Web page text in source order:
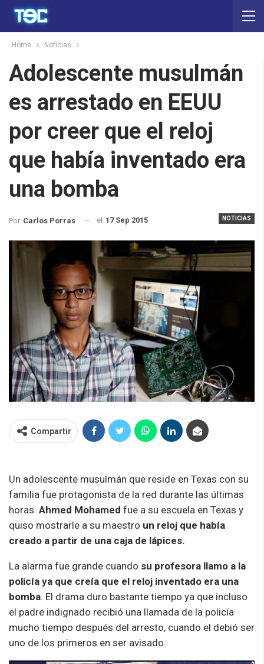
Home Noticias
Adolescente musulmán
es arrestado en EEUU
por creer que el reloj
que había inventado era
una bomba
NOTICIAS
Por Carlos Porras el 17 Sep 2015
Compartir
Un adolescente musulmán que reside en Texas con su
familia fue protagonista de la red durante las últimas
horas. Ahmed Mohamed fue a su escuela en Texas y
quiso mostrarle a su maestro un reloj que había
creado a partir de una caja de lápices.
La alarma fue grande cuando su profesora llamo a la
policía ya que creía que el reloj inventado era una
bomba. El drama duro bastante tiempo ya que incluso
el padre indignado recibió una llamada de la policía
mucho tiempo después del arresto, cuando el debió ser
uno de los primeros en ser avisado.